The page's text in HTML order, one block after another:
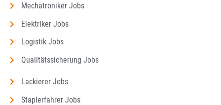
Mechatroniker Jobs
Elektriker Jobs
Logistik Jobs
Qualitätssicherung Jobs
Lackierer Jobs
Staplerfahrer Jobs